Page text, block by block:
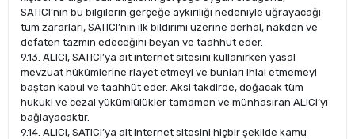
SATICI’nın bu bilgilerin gerçeğe aykırılığı nedeniyle uğrayacağı
tüm zararları, SATICI’nın ilk bildirimi üzerine derhal, nakden ve
defaten tazmin edeceğini beyan ve taahhüt eder.
9.13. ALICI, SATICI’ya ait internet sitesini kullanırken yasal
mevzuat hükümlerine riayet etmeyi ve bunları ihlal etmemeyi
baştan kabul ve taahhüt eder. Aksi takdirde, doğacak tüm
hukuki ve cezai yükümlülükler tamamen ve münhasıran ALICI’yı
bağlayacaktır.
9.14. ALICI, SATICI’ya ait internet sitesini hiçbir şekilde kamu